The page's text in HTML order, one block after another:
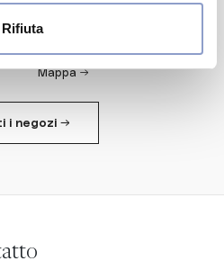
RifiutaNEGOZIO
Zeis House
Mappa →
i negozi →